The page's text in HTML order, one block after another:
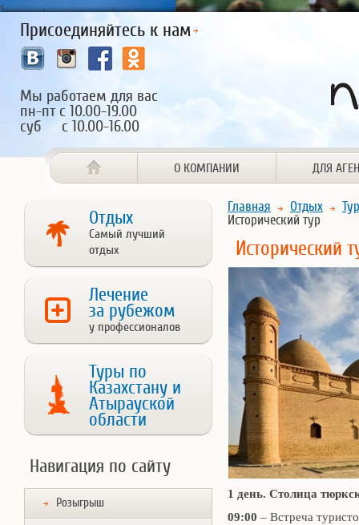
<
Присоединяйтесь к нам
Мы работаем для вас
пн-пт с 10.00-19.00
суб с 10.00-16.00
О КОМПАНИИ ДЛЯ
Отдых
Самый лучший
отдых
Лечение
за рубежом
у профессионалов
Туры по
Казахстану и
Атырауской
области
Навигация по сайту
Розыгрыш
Главная Отдых
Исторический тур
Исторический
1 день. Столица
09:00 – Встреча